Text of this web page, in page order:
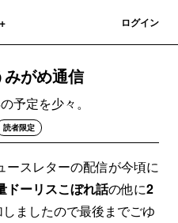
ログイン
みがめ通信
予定を少々。
読者限定
ースレターの配信が今頃に
ドーリスこぼれ話の他に2
ましたので最後までごゆ